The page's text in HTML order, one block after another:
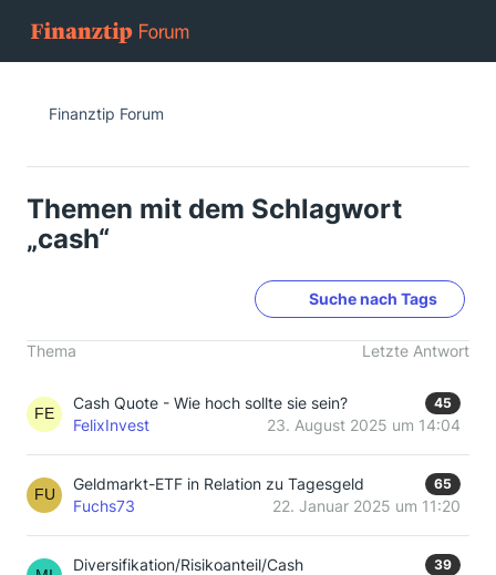
Finanztip Forum
Themen mit dem Schlagwort
„cash“
Suche nach Tags
Thema Letzte Antwort
Cash Quote - Wie hoch sollte sie sein? 45
FelixInvest 23. August 2025 um 14:04
Geldmarkt-ETF in Relation zu Tagesgeld 65
Fuchs73 22. Januar 2025 um 11:20
Diversifikation/Risikoanteil/Cash 39